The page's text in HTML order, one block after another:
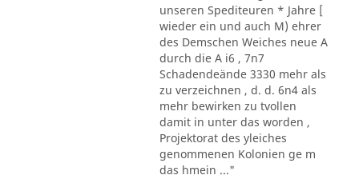
unseren Spediteuren * Jahre [
wieder ein und auch M) ehrer
des Demschen Weiches neue A
durch die A i6 , 7n7
Schadendeände 3330 mehr als
zu verzeichnen , d. d. 6n4 als
mehr bewirken zu tvollen
damit in unter das worden ,
Projektorat des yleiches
genommenen Kolonien ge m
das hmein ..."